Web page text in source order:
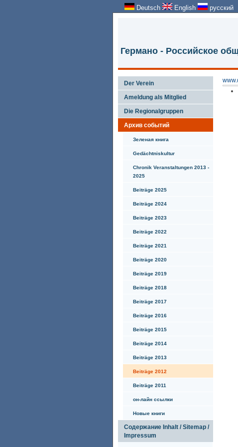
Deutsch English русский
Германо - Российское
Der Verein
Ameldung als Mitglied
Die Regionalgruppen
Архив событий
Зеленая книга
Gedächtniskultur
Chronik Veranstaltungen 2013 -
2025
Beiträge 2025
Beiträge 2024
Beiträge 2023
Beiträge 2022
Beiträge 2021
Beiträge 2020
Beiträge 2019
Beiträge 2018
Beiträge 2017
Beiträge 2016
Beiträge 2015
Beiträge 2014
Beiträge 2013
Beiträge 2012
Beiträge 2011
он-лайн ссылки
Hовые книги
Содержание Inhalt / Sitemap /
Impressum